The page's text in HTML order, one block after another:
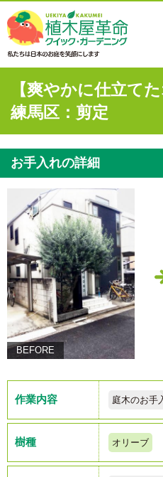
【爽やかに仕立て
練馬区：剪定
お手入れの詳細
BEFORE
作業内容 庭木のお手
樹種 オリーブ